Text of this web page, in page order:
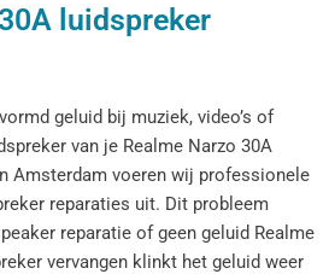
luidspreker
geluid bij muziek, video’s of
van je Realme Narzo 30A
Amsterdam voeren wij professionele
reparaties uit. Dit probleem
reparatie of geen geluid Realme
vervangen klinkt het geluid weer